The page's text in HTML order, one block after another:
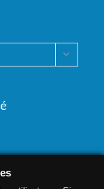
instrumentale